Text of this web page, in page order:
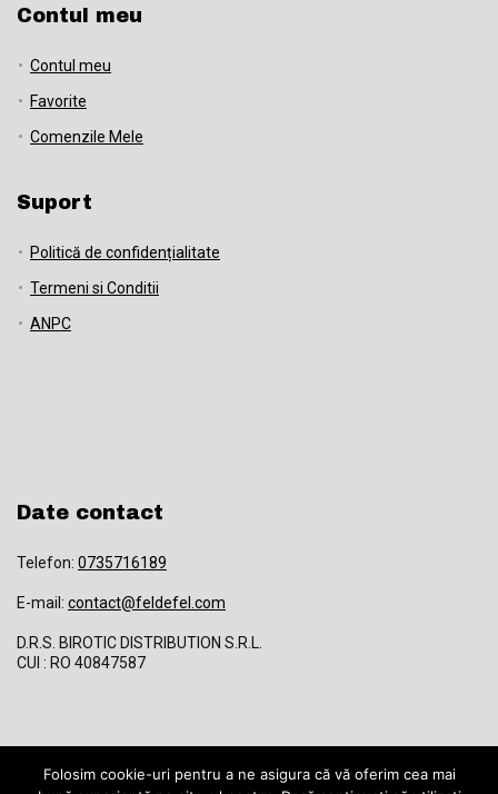
Contul meu
Contul meu
Favorite
Comenzile Mele
Suport
Politică de confidențialitate
Termeni si Conditii
ANPC
Date contact
Telefon: 0735716189
E-mail: contact@feldefel.com
D.R.S. BIROTIC DISTRIBUTION S.R.L.
CUI : RO 40847587
Folosim cookie-uri pentru a ne asigura că vă oferim cea mai